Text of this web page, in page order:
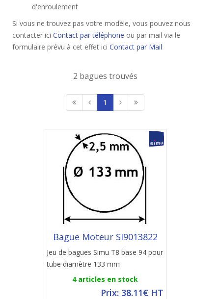
d'enroulement
Si vous ne trouvez pas votre modèle, vous pouvez nous
contacter ici Contact par téléphone ou par mail via le
formulaire prévu à cet effet ici Contact par Mail
2 bagues trouvés
1
Bague Moteur SI9013822
Jeu de bagues Simu T8 base 94 pour
tube diamètre 133 mm
4 articles en stock
Prix: 38.11€ HT